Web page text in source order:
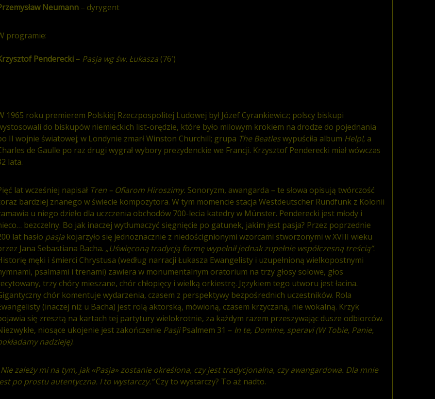
Neumann– dyrygent
programie:
Penderecki– Pasja wg św. Łukasza(76′)
1965 roku premierem Polskiej Rzeczpospolitej Ludowej był Józef Cyrankiewicz; polscy biskupi
do biskupów niemieckich list-orędzie, które było milowym krokiem na drodze do pojednania
II wojnie światowej; w Londynie zmarł Winston Churchill; grupa The Beatleswypuściła album Help!, a
de Gaulle po raz drugi wygrał wybory prezydenckie we Francji. Krzysztof Penderecki miał wówczas
lata.
lat wcześniej napisał Tren – Ofiarom Hiroszimy. Sonoryzm, awangarda – te słowa opisują twórczość
bardziej znanego w świecie kompozytora. W tym momencie stacja Westdeutscher Rundfunk z Kolonii
u niego dzieło dla uczczenia obchodów 700-lecia katedry w Münster. Penderecki jest młody i
bezczelny. Bo jak inaczej wytłumaczyć sięgnięcie po gatunek, jakim jest pasja? Przez poprzednie
lat hasło pasjakojarzyło się jednoznacznie z niedoścignionymi wzorcami stworzonymi w XVIII wieku
Jana Sebastiana Bacha. „Uświęconą tradycją formę wypełnił jednak zupełnie współczesną treścią”.
męki i śmierci Chrystusa (według narracji Łukasza Ewangelisty i uzupełnioną wielkopostnymi
psalmami i trenami) zawiera w monumentalnym oratorium na trzy głosy solowe, głos
trzy chóry mieszane, chór chłopięcy i wielką orkiestrę. Językiem tego utworu jest łacina.
chór komentuje wydarzenia, czasem z perspektywy bezpośrednich uczestników. Rola
(inaczej niż u Bacha) jest rolą aktorską, mówioną, czasem krzyczaną, nie wokalną. Krzyk
się zresztą na kartach tej partytury wielokrotnie, za każdym razem przeszywając dusze odbiorców.
niosące ukojenie jest zakończenie PasjiPsalmem 31 – In te, Domine, speravi (W Tobie, Panie,
nadzieję).
zależy mi na tym, jak «Pasja» zostanie określona, czy jest tradycjonalna, czy awangardowa. Dla mnie
po prostu autentyczna. I to wystarczy.”Czy to wystarczy? To aż nadto.